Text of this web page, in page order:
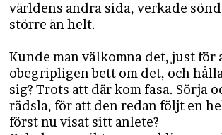
världens andra sida, verkade
större än helt.
Kunde man välkomna det, just för
obegripligen bett om det, och
sig? Trots att där kom fasa. Sörja
rädsla, för att den redan följt en
först nu visat sitt anlete?